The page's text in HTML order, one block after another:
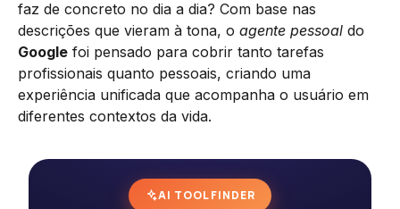
faz de concreto no dia a dia? Com base nas
descrições que vieram à tona, o agente pessoal do
Google foi pensado para cobrir tanto tarefas
profissionais quanto pessoais, criando uma
experiência unificada que acompanha o usuário em
diferentes contextos da vida.
AI TOOL FINDER